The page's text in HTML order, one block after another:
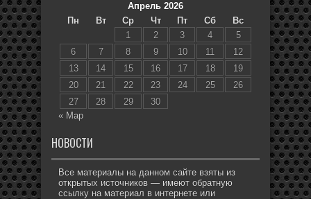
Апрель 2026
Пн
Вт Ср Чт Пт Сб
Вс
1
2 3 4
5
6
7 8 9 10 11
12
13
14 15 16 17 18
19
20
21 22 23 24 25
26
27
28 29
30
« Мар
НОВОСТИ
Все материалы на данном сайте взяты из
открытых источников — имеют обратную
ссылку на материал в интернете или